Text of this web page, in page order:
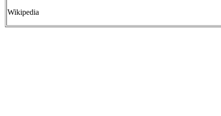
Wikipedia